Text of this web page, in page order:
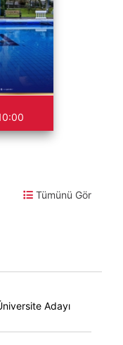
Tümünü Gör
Adayı